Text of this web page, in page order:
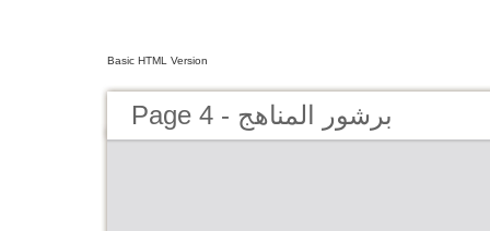
Basic HTML Version
Page 4 - برشور المناهج